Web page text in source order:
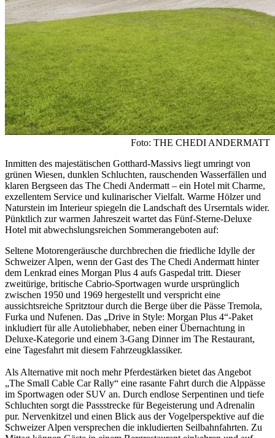
Foto: THE CHEDI ANDERMATT
Inmitten des majestätischen Gotthard-Massivs liegt umringt von
grünen Wiesen, dunklen Schluchten, rauschenden Wasserfällen und
klaren Bergseen das The Chedi Andermatt – ein Hotel mit Charme,
exzellentem Service und kulinarischer Vielfalt. Warme Hölzer und
Naturstein im Interieur spiegeln die Landschaft des Urserntals wider.
Pünktlich zur warmen Jahreszeit wartet das Fünf-Sterne-Deluxe
Hotel mit abwechslungsreichen Sommerangeboten auf:
Seltene Motorengeräusche durchbrechen die friedliche Idylle der
Schweizer Alpen, wenn der Gast des The Chedi Andermatt hinter
dem Lenkrad eines Morgan Plus 4 aufs Gaspedal tritt. Dieser
zweitürige, britische Cabrio-Sportwagen wurde ursprünglich
zwischen 1950 und 1969 hergestellt und verspricht eine
aussichtsreiche Spritztour durch die Berge über die Pässe Tremola,
Furka und Nufenen. Das „Drive in Style: Morgan Plus 4“-Paket
inkludiert für alle Autoliebhaber, neben einer Übernachtung in
Deluxe-Kategorie und einem 3-Gang Dinner im The Restaurant,
eine Tagesfahrt mit diesem Fahrzeugklassiker.
Als Alternative mit noch mehr Pferdestärken bietet das Angebot
„The Small Cable Car Rally“ eine rasante Fahrt durch die Alppässe
im Sportwagen oder SUV an. Durch endlose Serpentinen und tiefe
Schluchten sorgt die Passstrecke für Begeisterung und Adrenalin
pur. Nervenkitzel und einen Blick aus der Vogelperspektive auf die
Schweizer Alpen versprechen die inkludierten Seilbahnfahrten. Zu